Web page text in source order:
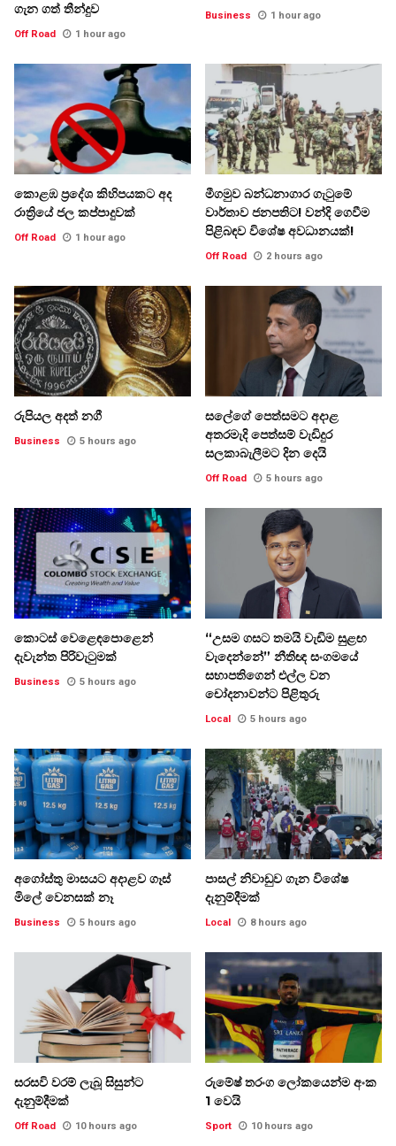
ගැන ගත් තීන්දුව
Off Road 1 hour ago
Business 1 hour ago
කොළඹ ප්‍රදේශ කිහිපයකට අද
රාත්‍රියේ ජල කප්පාදුවක්
Off Road 1 hour ago
මීගමුව බන්ධනාගාර ගැටුමේ
වාර්තාව ජනපතිට! වන්දි ගෙවීම
පිළිබඳව විශේෂ අවධානයක්!
Off Road 2 hours ago
රුපියල අදත් නගී
Business 5 hours ago
සලේගේ පෙත්සමට අදාළ
අතරමැදි පෙත්සම් වැඩිදුර
සලකාබැලීමට දින දෙයි
Off Road 5 hours ago
කොටස් වෙළෙඳපොළෙන්
දැවැන්ත පිරිවැටුමක්
Business 5 hours ago
“උසම ගසට තමයි වැඩිම සුළඟ
වැදෙන්නේ” නීතිඥ සංගමයේ
සභාපතිගෙන් එල්ල වන
චෝදනාවන්ට පිළිතුරු
Local 5 hours ago
අගෝස්තු මාසයට අදාළව ගෑස්
මිලේ වෙනසක් නෑ
Business 5 hours ago
පාසල් නිවාඩුව ගැන විශේෂ
දැනුම්දීමක්
Local 8 hours ago
සරසවි වරම් ලැබූ සිසුන්ට
දැනුම්දීමක්
Off Road 10 hours ago
රුමේෂ් තරංග ලෝකයෙන්ම අංක
1 වෙයි
Sport 10 hours ago